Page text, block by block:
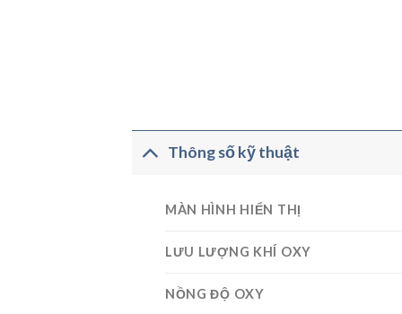
Thông số kỹ thuật
MÀN HÌNH HIỂN THỊ
LƯU LƯỢNG KHÍ OXY
NỒNG ĐỘ OXY